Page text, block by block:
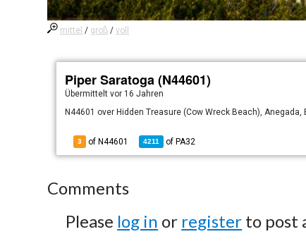
mittel / groß /voll
Piper Saratoga (N44601)
Übermitteltvor 16 Jahren
N44601 over Hidden Treasure (Cow Wreck Beach), Anegada,
3 of N44601 4211 of PA32
Comments
Please log in or register to post